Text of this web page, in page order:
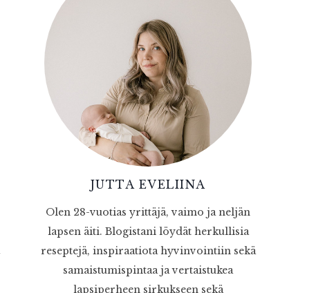
JUTTA EVELIINA
Olen 28-vuotias yrittäjä, vaimo ja neljän
lapsen äiti. Blogistani löydät herkullisia
reseptejä, inspiraatiota hyvinvointiin sekä
samaistumispintaa ja vertaistukea
lapsiperheen sirkukseen sekä